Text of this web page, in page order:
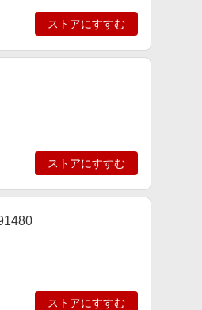
ストアにすすむ
ストアにすすむ
ストアにすすむ